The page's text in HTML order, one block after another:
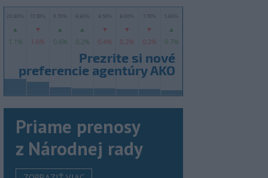
Priame prenosy
z Národnej rady